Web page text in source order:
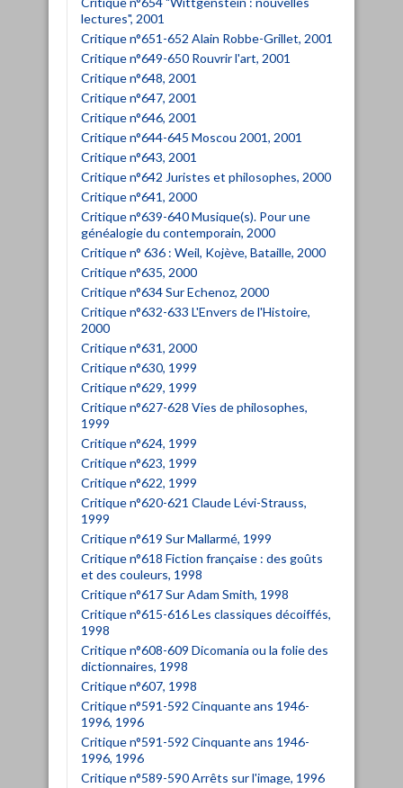
lectures", 2001
Critique n°651-652 Alain Robbe-Grillet, 2001
Critique n°649-650 Rouvrir l'art, 2001
Critique n°648, 2001
Critique n°647, 2001
Critique n°646, 2001
Critique n°644-645 Moscou 2001, 2001
Critique n°643, 2001
Critique n°642 Juristes et philosophes, 2000
Critique n°641, 2000
Critique n°639-640 Musique(s). Pour une
généalogie du contemporain, 2000
Critique n° 636 : Weil, Kojève, Bataille, 2000
Critique n°635, 2000
Critique n°634 Sur Echenoz, 2000
Critique n°632-633 L'Envers de l'Histoire,
2000
Critique n°631, 2000
Critique n°630, 1999
Critique n°629, 1999
Critique n°627-628 Vies de philosophes,
1999
Critique n°624, 1999
Critique n°623, 1999
Critique n°622, 1999
Critique n°620-621 Claude Lévi-Strauss,
1999
Critique n°619 Sur Mallarmé, 1999
Critique n°618 Fiction française : des goûts
et des couleurs, 1998
Critique n°617 Sur Adam Smith, 1998
Critique n°615-616 Les classiques décoiffés,
1998
Critique n°608-609 Dicomania ou la folie des
dictionnaires, 1998
Critique n°607, 1998
Critique n°591-592 Cinquante ans 1946-
1996, 1996
Critique n°591-592 Cinquante ans 1946-
1996, 1996
Critique n°589-590 Arrêts sur l'image, 1996